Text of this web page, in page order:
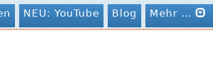
NEU: YouTube Blog Mehr …